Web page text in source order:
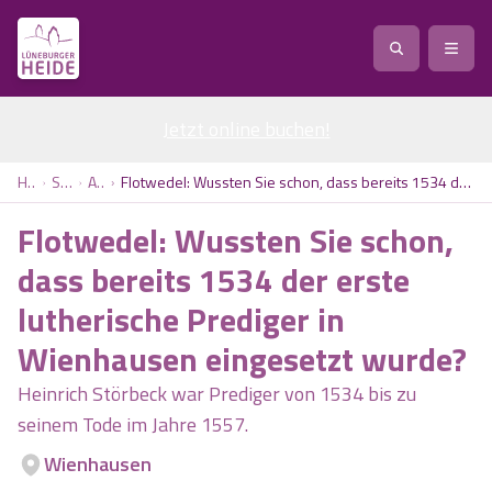
Service
Region / Orte
Veranstaltungen
Ausflugsziele
Natur
Natur
Heideblüte
Heideflächen
Erlebnis
Erlebnis
Heide Park Resort
Vital
Vital
Stadt
Barriere­freiheits-Einstell­ungen
Anreise Abreise
Ort
Personen Kinder
Suchen
Home Service Artikel Flotwedel: Wussten Sie schon, dass bereits 1534 der erste lutherische Prediger in Wienhausen eingesetzt wurde?
Flotwedel: Wussten Sie schon,
dass bereits 1534 der erste
lutherische Prediger in
Wienhausen eingesetzt wurde?
Heinrich Störbeck war Prediger von 1534 bis zu
seinem Tode im Jahre 1557.
Wienhausen